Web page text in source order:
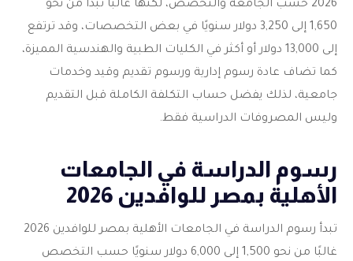
2026 حسب الجامعة والتخصص، لكنها غالبًا تبدأ من نحو
1,650 إلى 3,250 دولار سنويًا في بعض التخصصات، وقد ترتفع
إلى 13,000 دولار أو أكثر في الكليات الطبية والهندسية المميزة،
كما تضاف عادة رسوم إدارية ورسوم تقديم وقيد وخدمات
جامعية، لذلك يفضل حساب التكلفة الكاملة قبل التقديم
وليس المصروفات الدراسية فقط.
رسوم الدراسة في الجامعات
الأهلية بمصر للوافدين 2026
تبدأ رسوم الدراسة في الجامعات الأهلية بمصر للوافدين 2026
غالبًا من نحو 1,500 إلى 6,000 دولار سنويًا حسب التخصص